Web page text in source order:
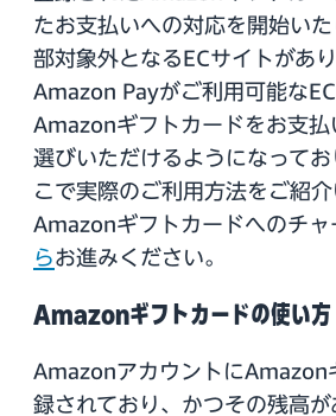
たお支払いへの対応を開始い
部対象外となるECサイトがあり
Amazon Payがご利用可能なEC
Amazonギフトカードをお支払
選びいただけるようになって
こで実際のご利用方法をご紹介
Amazonギフトカードへのチャ
らお進みください。
Amazonギフトカードの使い方
AmazonアカウントにAmazon
録されており、かつその残高